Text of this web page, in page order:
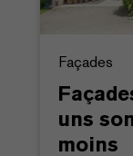
Façades
uns
moins